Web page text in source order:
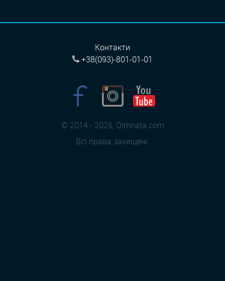
© 2014 - 2026, Qimnata.com
Всі права захищені.
Контакти
+38(093)-801-01-01